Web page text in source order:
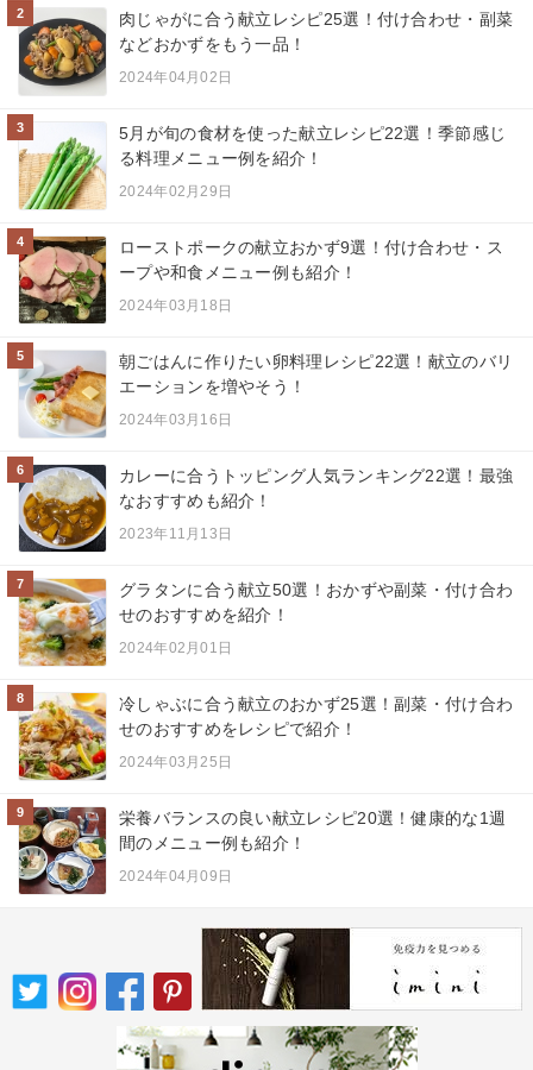
2
肉じゃがに合う献立レシピ25選！付け合わせ・副菜
などおかずをもう一品！
2024年04月02日
3
5月が旬の食材を使った献立レシピ22選！季節感じ
る料理メニュー例を紹介！
2024年02月29日
4
ローストポークの献立おかず9選！付け合わせ・ス
ープや和食メニュー例も紹介！
2024年03月18日
5
朝ごはんに作りたい卵料理レシピ22選！献立のバリ
エーションを増やそう！
2024年03月16日
6
カレーに合うトッピング人気ランキング22選！最強
なおすすめも紹介！
2023年11月13日
7
グラタンに合う献立50選！おかずや副菜・付け合わ
せのおすすめを紹介！
2024年02月01日
8
冷しゃぶに合う献立のおかず25選！副菜・付け合わ
せのおすすめをレシピで紹介！
2024年03月25日
9
栄養バランスの良い献立レシピ20選！健康的な1週
間のメニュー例も紹介！
2024年04月09日